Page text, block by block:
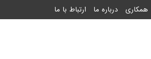
همکاری درباره ما ارتباط با ما